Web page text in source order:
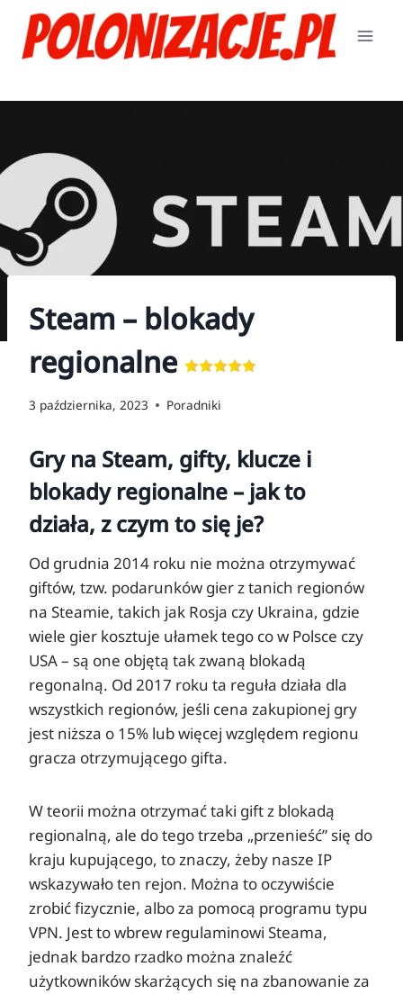
Przejdź
treści
Steam – blokady
regionalne
3 października, 2023 Poradniki
Gry na Steam, gifty, klucze i
blokady regionalne – jak to
działa, z czym to się je?
Od grudnia 2014 roku nie można otrzymywać
giftów, tzw. podarunków gier z tanich regionów
na Steamie, takich jak Rosja czy Ukraina, gdzie
wiele gier kosztuje ułamek tego co w Polsce czy
USA – są one objętą tak zwaną blokadą
regonalną. Od 2017 roku ta reguła działa dla
wszystkich regionów, jeśli cena zakupionej gry
jest niższa o 15% lub więcej względem regionu
gracza otrzymującego gifta.
W teorii można otrzymać taki gift z blokadą
regionalną, ale do tego trzeba „przenieść” się do
kraju kupującego, to znaczy, żeby nasze IP
wskazywało ten rejon. Można to oczywiście
zrobić fizycznie, albo za pomocą programu typu
VPN. Jest to wbrew regulaminowi Steama,
jednak bardzo rzadko można znaleźć
użytkowników skarżących się na zbanowanie za